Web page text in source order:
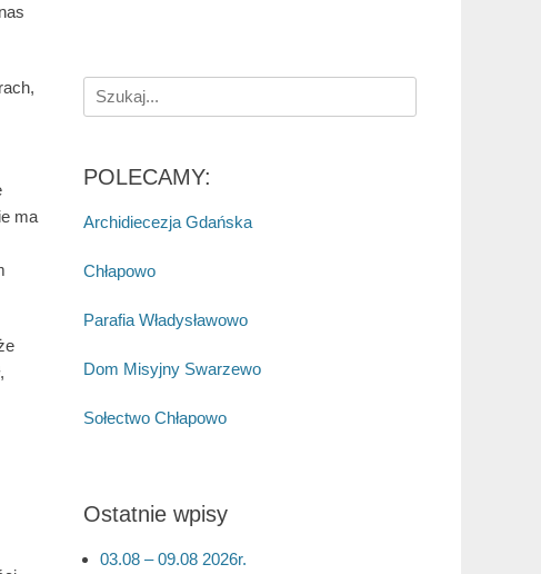
ma
Search
for:
POLECAMY:
Archidiecezja Gdańska
Chłapowo
Parafia Władysławowo
Dom Misyjny Swarzewo
Sołectwo Chłapowo
Ostatnie wpisy
03.08 – 09.08 2026r.